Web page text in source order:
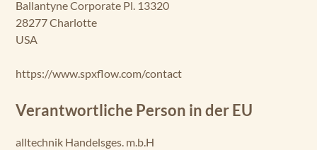
Ballantyne Corporate Pl. 13320
28277 Charlotte
USA
https://www.spxflow.com/contact
Verantwortliche Person in der EU
alltechnik Handelsges. m.b.H